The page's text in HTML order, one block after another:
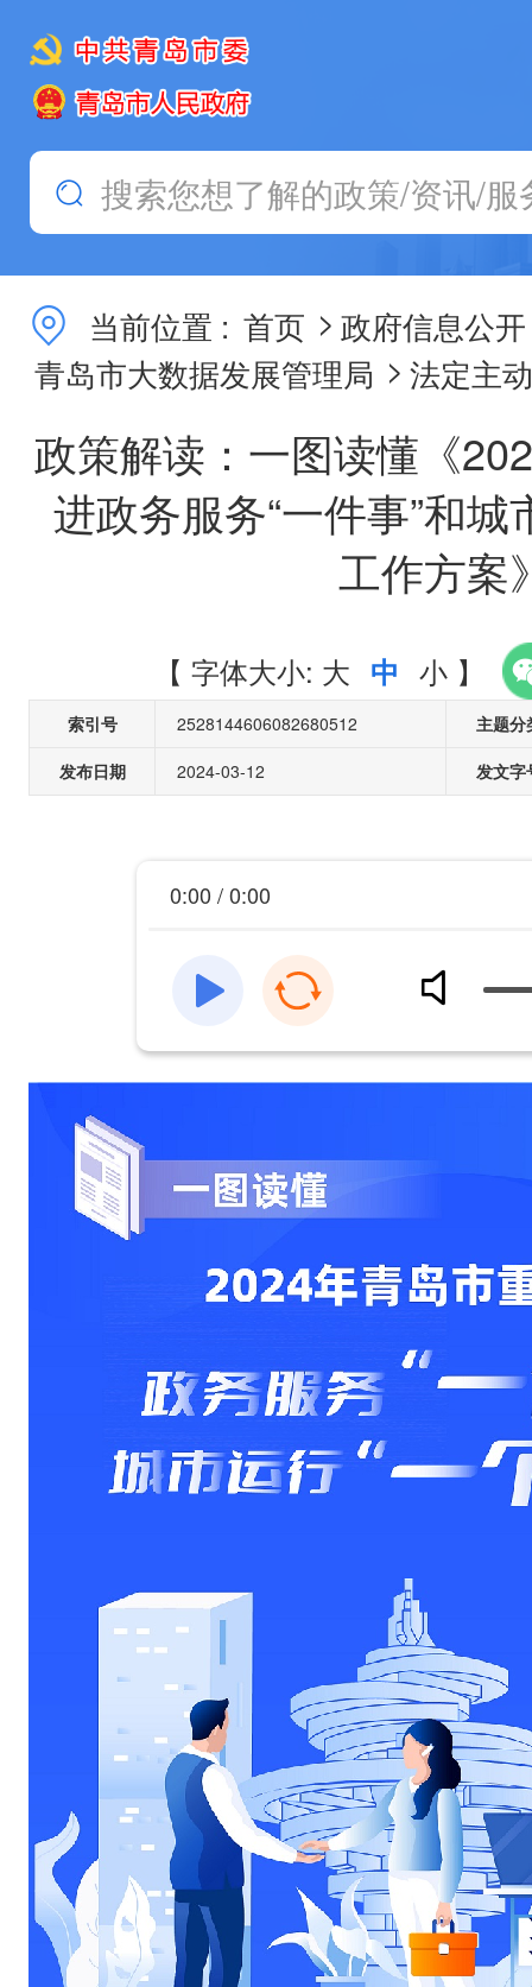
当前位置 : 首页 > 政府信息公开
青岛市大数据发展管理局 > 法定主
政策解读：一图读懂《
进政务服务“一件事”和城
工作方案
【 字体大小: 大 中 小 】
索引号 2528144606082680512
主题分
发布日期
2024-03-12 发文字
0:00 / 0:00